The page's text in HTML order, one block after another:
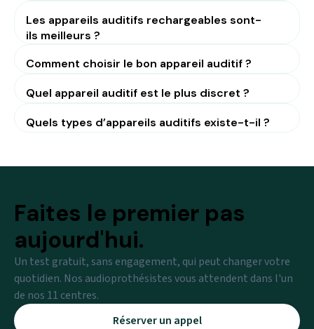
Les appareils auditifs rechargeables sont-
ils meilleurs ?
Comment choisir le bon appareil auditif ?
Quel appareil auditif est le plus discret ?
Quels types d’appareils auditifs existe-t-il ?
Faites le premier pas
aujourd'hui.
Un test gratuit, sans engagement, qui peut changer votre
quotidien. Nos audioprothésistes vous attendent dans l'un
de nos 11 centres.
Réserver un appel